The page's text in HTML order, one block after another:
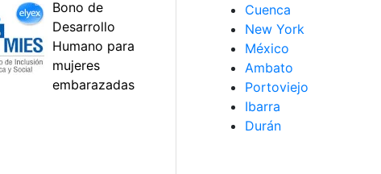
Cuenca
New York
México
Ambato
Portoviejo
Ibarra
Durán